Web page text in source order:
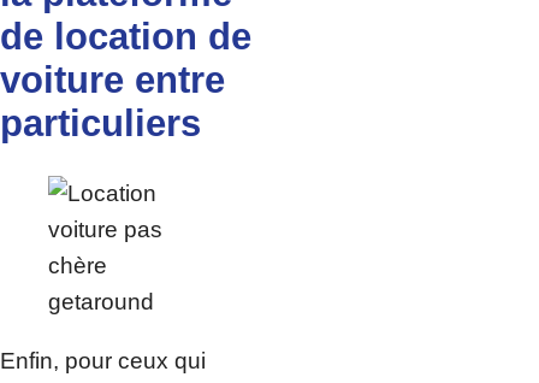
de location de
voiture entre
particuliers
Enfin, pour ceux qui